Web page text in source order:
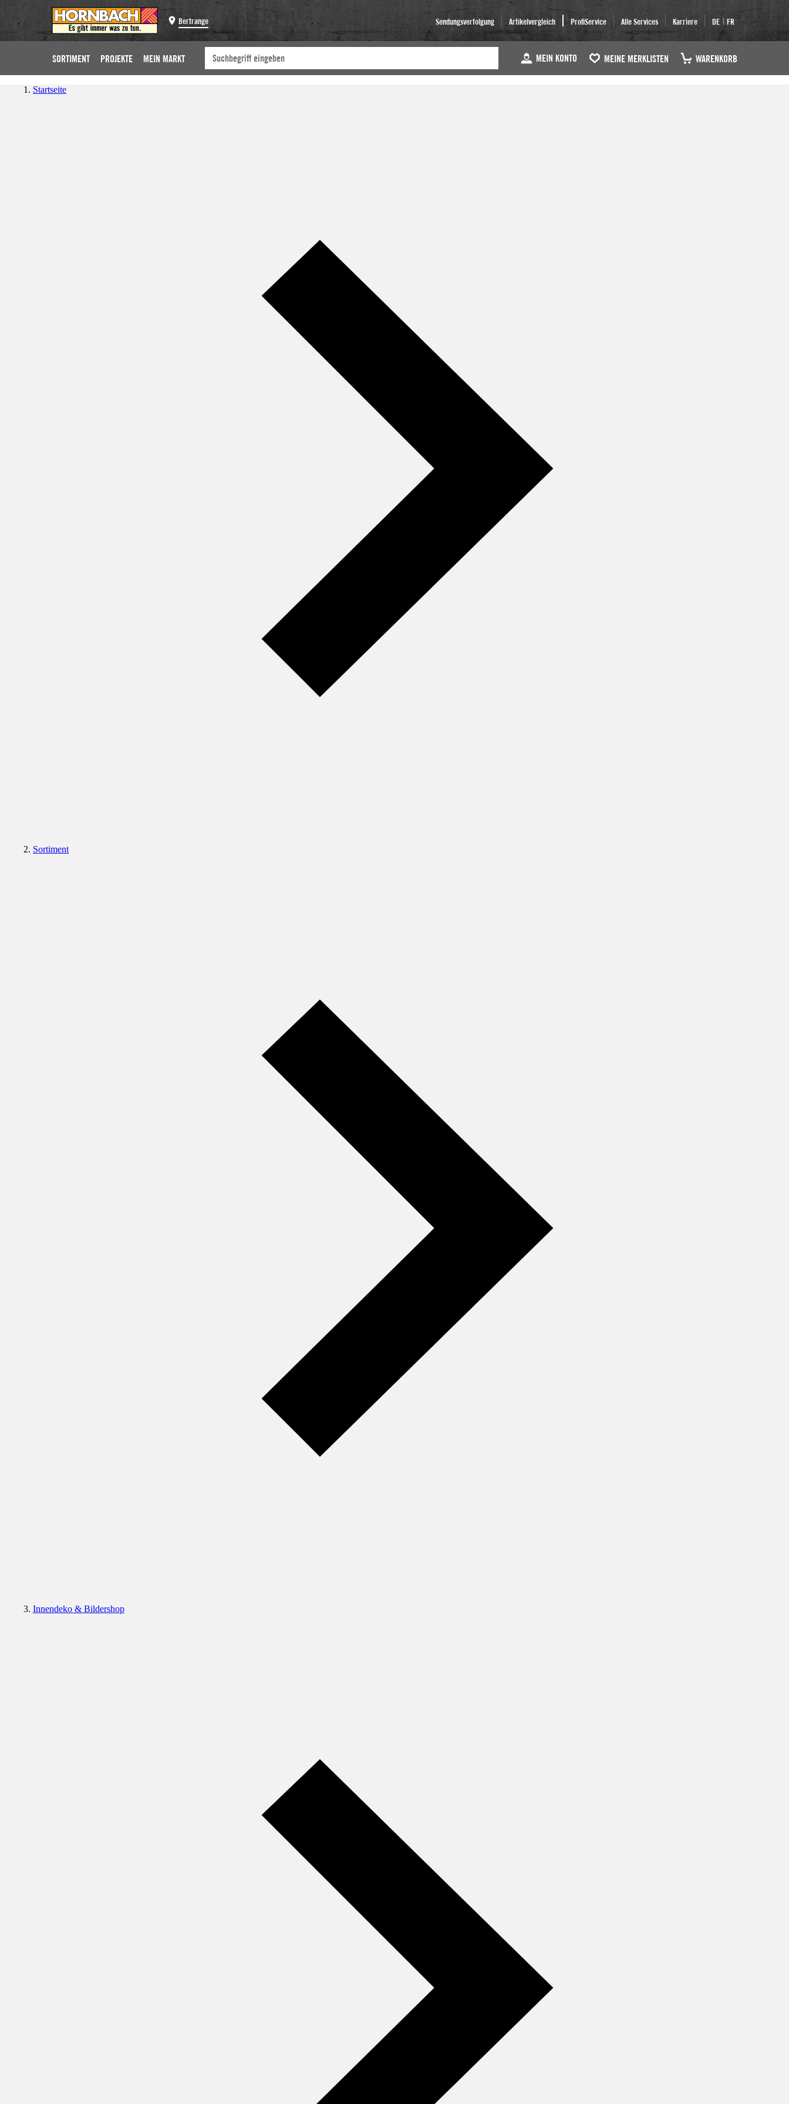
Bertrange Sendungsverfolgung Artikelvergleich ProfiService Alle Services Karriere DE | FR
SORTIMENT PROJEKTE MEIN MARKT MEIN KONTO MEINE MERKLISTEN WARENKORB
Startseite
Sortiment
Innendeko & Bildershop